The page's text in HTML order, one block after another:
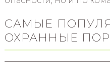
САМЫЕ
ОХРАННЫЕ